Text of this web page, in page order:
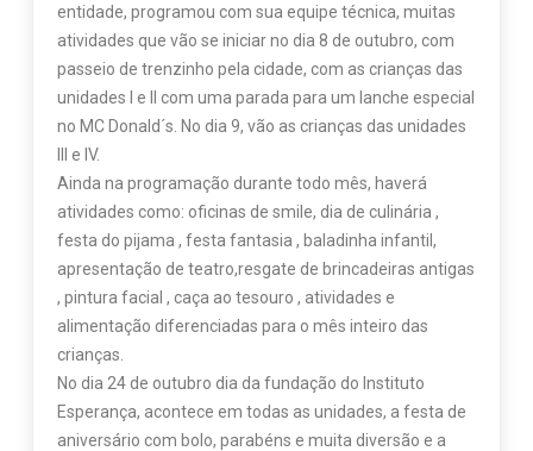
entidade, programou com sua equipe técnica, muitas
atividades que vão se iniciar no dia 8 de outubro, com
passeio de trenzinho pela cidade, com as crianças das
unidades I e II com uma parada para um lanche especial
no MC Donald´s. No dia 9, vão as crianças das unidades
III e IV.
Ainda na programação durante todo mês, haverá
atividades como: oficinas de smile, dia de culinária ,
festa do pijama , festa fantasia , baladinha infantil,
apresentação de teatro,resgate de brincadeiras antigas
, pintura facial , caça ao tesouro , atividades e
alimentação diferenciadas para o mês inteiro das
crianças.
No dia 24 de outubro dia da fundação do Instituto
Esperança, acontece em todas as unidades, a festa de
aniversário com bolo, parabéns e muita diversão e a